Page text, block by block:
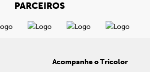
PARCEIROS
Acompanhe o Tricolor